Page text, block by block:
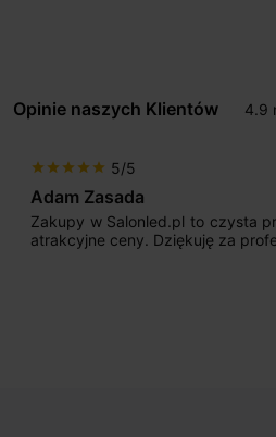
Opinie naszych Klientów 4.9
star star star star star 5/5
Adam Zasada
Zakupy w Salonled.pl to czysta
atrakcyjne ceny. Dziękuję za